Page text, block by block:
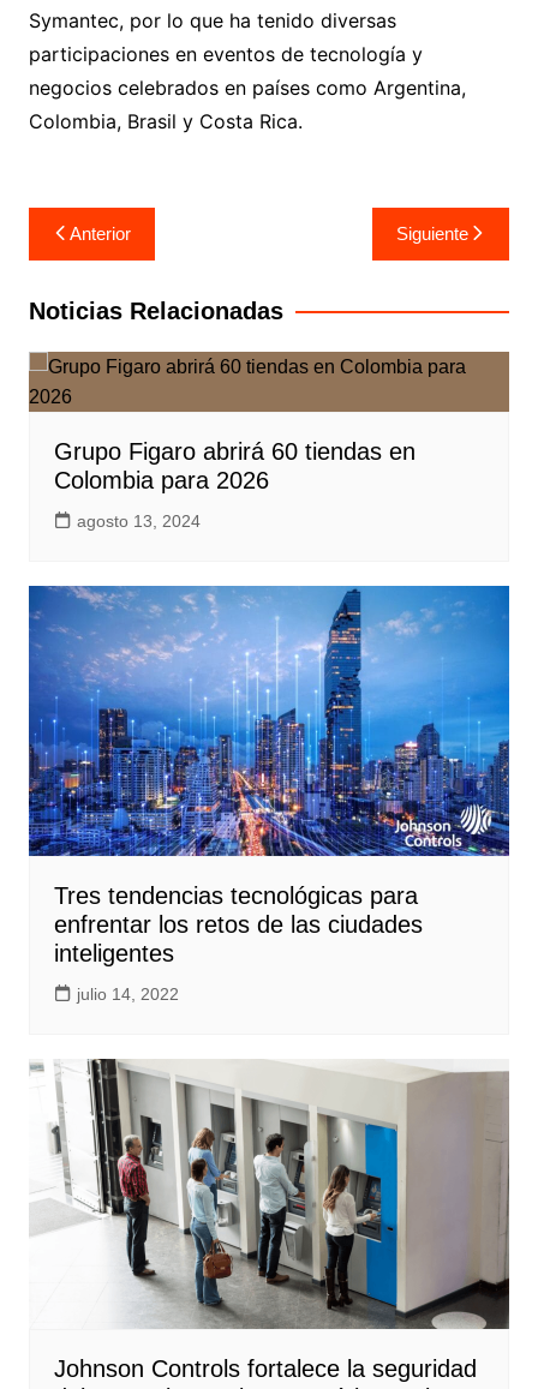
Symantec, por lo que ha tenido diversas
participaciones en eventos de tecnología y
negocios celebrados en países como Argentina,
Colombia, Brasil y Costa Rica.
Navegación
de
entradas
Anterior Siguiente
Noticias Relacionadas
Grupo Figaro abrirá 60 tiendas en
Colombia para 2026
agosto 13, 2024
Tres tendencias tecnológicas para
enfrentar los retos de las ciudades
inteligentes
julio 14, 2022
Johnson Controls fortalece la seguridad